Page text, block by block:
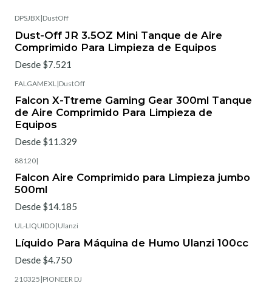
DPSJBX|DustOff
Dust-Off JR 3.5OZ Mini Tanque de Aire
Comprimido Para Limpieza de Equipos
Desde $7.521
FALGAMEXL |DustOff
Falcon X-Ttreme Gaming Gear 300ml Tanque
de Aire Comprimido Para Limpieza de
Equipos
Desde $11.329
88120|
Falcon Aire Comprimido para Limpieza jumbo
500ml
Desde $14.185
UL-LIQUIDO |Ulanzi
Líquido Para Máquina de Humo Ulanzi 100cc
Desde $4.750
210325 |PIONEER DJ